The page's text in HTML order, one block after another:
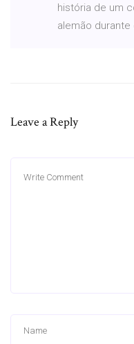
história de um
alemão durante
Leave a Reply